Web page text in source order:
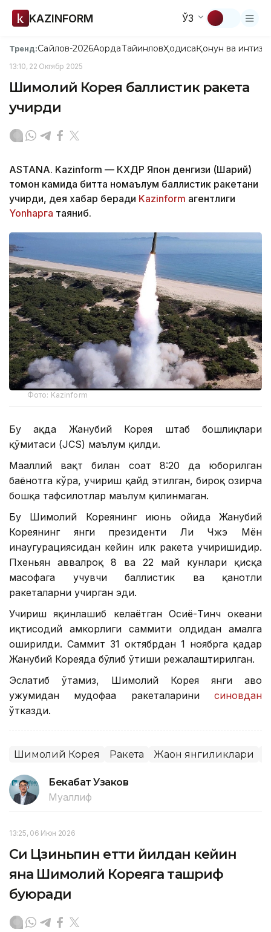
KAZINFORM ЎЗ
Тренд:Сайлов-2026АқордаТайинловҲодисаҚонун ва
13:10, 22 Октябр 2025
Шимолий Корея баллистик ракета
учирди
ASTANА. Kazinform — КХДР Япон денгизи (Шарқий)
томон камида битта номаълум баллистик ракетани
учирди, дея хабар беради Kazinform агентлиги
Yonhapга таяниб.
Фото: Kazinform
Бу ҳақда Жанубий Корея штаб бошлиқлари
қўмитаси (JCS) маълум қилди.
Маҳаллий вақт билан соат 8:20 да юборилган
баёнотга кўра, учириш қайд этилган, бироқ ҳозирча
бошқа тафсилотлар маълум қилинмаган.
Бу Шимолий Кореянинг июнь ойида Жанубий
Кореянинг янги президенти Ли Чжэ Мён
инаугурациясидан кейин илк ракета учиришидир.
Пхеньян аввалроқ 8 ва 22 май кунлари қисқа
масофага учувчи баллистик ва қанотли
ракеталарни учирган эди.
Учириш яқинлашиб келаётган Осиё-Тинч океани
иқтисодий ҳамкорлиги саммити олдидан амалга
оширилди. Саммит 31 октябрдан 1 ноябрга қадар
Жанубий Кореяда бўлиб ўтиши режалаштирилган.
Эслатиб ўтамиз, Шимолий Корея янги ҳаво
ҳужумидан мудофаа ракеталарини синовдан
ўтказди.
Шимолий Корея Ракета Жаҳон янгиликлари
Бекабат Узаков
Муаллиф
13:25, 06 Июн 2026
Си Цзиньпин етти йилдан кейин
яна Шимолий Кореяга ташриф
буюради